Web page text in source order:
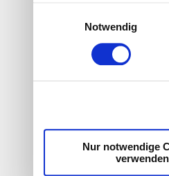
Partner
weiteren
Cookies,
Notwendig
Nur notwendige
verwenden